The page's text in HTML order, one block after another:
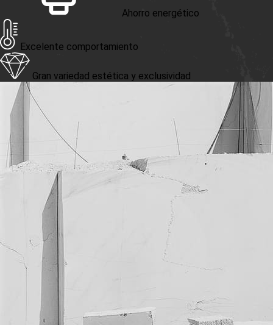
Ahorro energético
Excelente comportamiento
Gran variedad estética y exclusividad